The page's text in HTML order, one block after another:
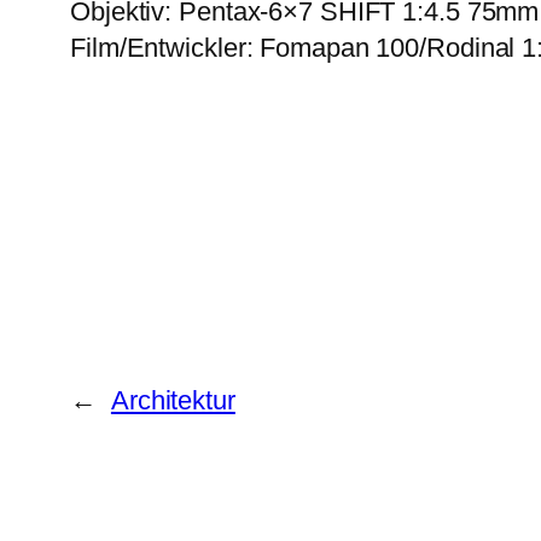
Objektiv: Pentax-6×7 SHIFT 1:4.5 75mm
Film/Entwickler: Fomapan 100/Rodinal
← Architektur